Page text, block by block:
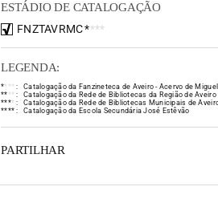
ESTÁDIO DE CATALOGAÇÃO
FNZTAVRMC****
LEGENDA:
** * * :
Catalogação da Fanzineteca de Aveiro - Acervo de
** * * :
Catalogação da Rede de Bibliotecas da Região de Aveiro
**** :
Catalogação da Rede de Bibliotecas Municipais de
**** : Catalogação da Escola Secundária José Estêvão
PARTILHAR